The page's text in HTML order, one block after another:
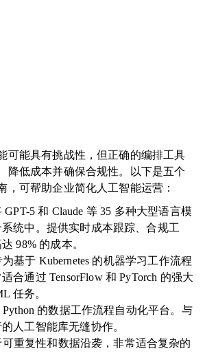
可能具有挑战性，但正确的编排工具
降低成本并确保合规性。以下是五个
，可帮助企业简化人工智能运营：
GPT-5 和 Claude 等 35 多种大型语言模
统中。提供实时成本跟踪、合规工
98% 的成本。
基于 Kubernetes 的机器学习工作流程
合通过 TensorFlow 和 PyTorch 的强大
任务。
Python 的数据工作流程自动化平台。与
人工智能库无缝协作。
重复性和数据沿袭，非常适合复杂的